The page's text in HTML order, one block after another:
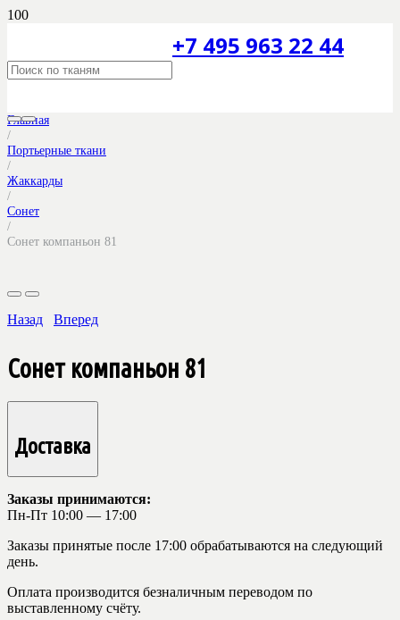
+7 495 963 22 44
Главная
/
Портьерные ткани
/
Жаккарды
/
Сонет
/
Сонет компаньон 81
Назад Вперед
Сонет компаньон 81
Доставка
Заказы принимаются:
Пн-Пт 10:00 — 17:00
Заказы принятые после 17:00 обрабатываются на следующий
день.
Оплата производится безналичным переводом по
выставленному счёту.